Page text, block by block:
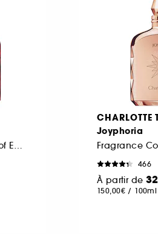
Fragrance Collection of Emotions
CHARLOTTE
Joyphoria
466
À partir de
150,00€ / 100ml